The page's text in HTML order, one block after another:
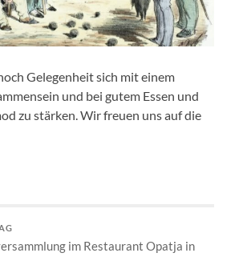
Gelegenheit sich mit einem
und bei gutem Essen und
zu stärken. Wir freuen uns auf die
im Restaurant Opatja in